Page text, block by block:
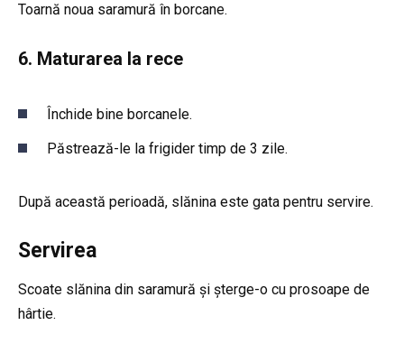
Toarnă noua saramură în borcane.
6. Maturarea la rece
Închide bine borcanele.
Păstrează-le la frigider timp de 3 zile.
După această perioadă, slănina este gata pentru servire.
Servirea
Scoate slănina din saramură și șterge-o cu prosoape de
hârtie.